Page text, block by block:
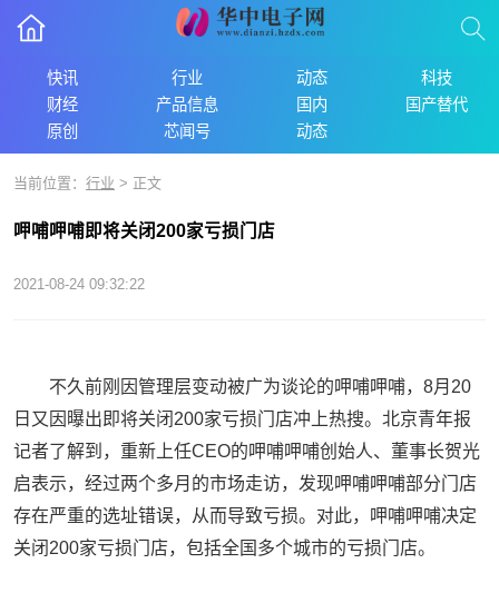
快讯 行业 动态
科技
财经
产品信息 国内
国产替代
原创
芯闻号 动态
当前位置： 行业 > 正文
呷哺呷哺即将关闭200家亏损门店
2021-08-24 09:32:22
不久前刚因管理层变动被广为谈论的呷哺呷哺，8月20
日又因曝出即将关闭200家亏损门店冲上热搜。北京青年报
记者了解到，重新上任CEO的呷哺呷哺创始人、董事长贺光
启表示，经过两个多月的市场走访，发现呷哺呷哺部分门店
存在严重的选址错误，从而导致亏损。对此，呷哺呷哺决定
关闭200家亏损门店，包括全国多个城市的亏损门店。